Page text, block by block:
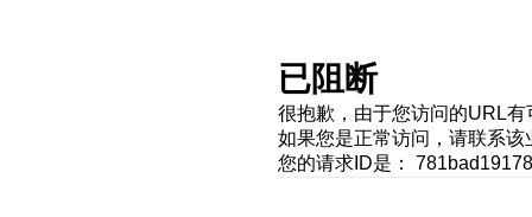
已阻断
很抱歉，由于您访问的URL
如果您是正常访问，请联系
您的请求ID是：